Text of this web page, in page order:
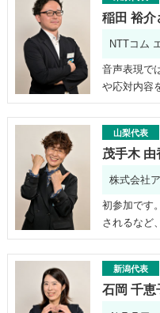
稲田 裕介
NTTコム
音声表現で
や応対内容
山梨代表
茂手木 由
株式会社
初参加です
されるなど
新潟代表
石岡 千恵